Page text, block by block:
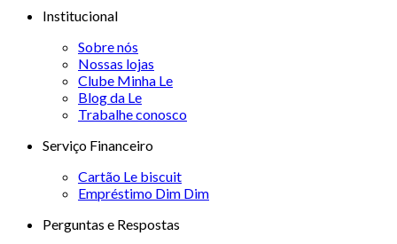
Institucional
Sobre nós
Nossas lojas
Clube Minha Le
Blog da Le
Trabalhe conosco
Serviço Financeiro
Cartão Le biscuit
Empréstimo Dim Dim
Perguntas e Respostas